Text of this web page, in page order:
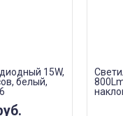
15W,
белый,